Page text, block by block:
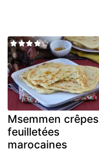
Msemmen crêpes
feuilletées
marocaines